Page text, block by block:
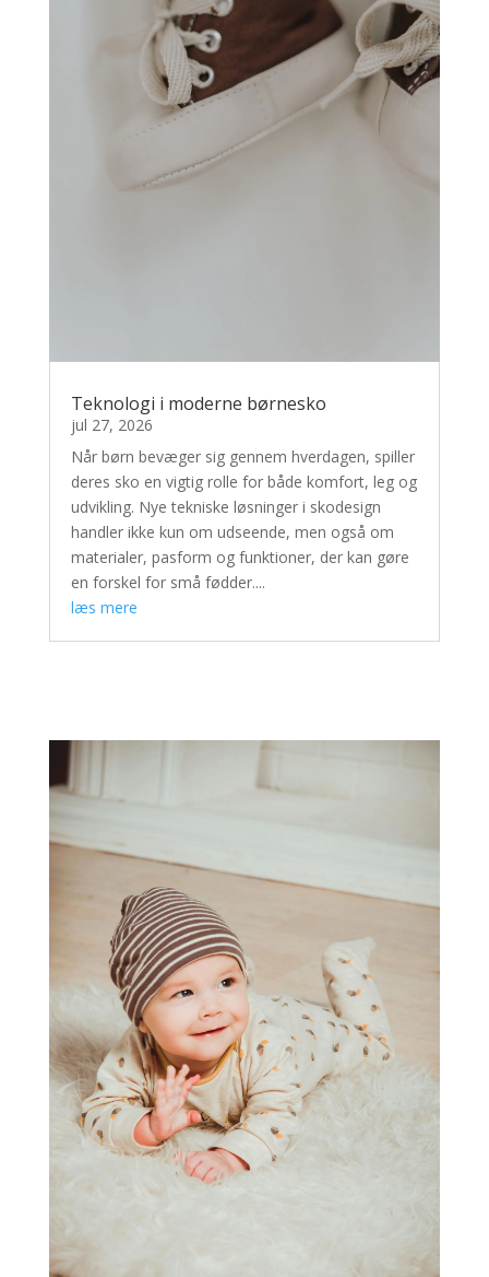
Teknologi i moderne børnesko
jul 27, 2026
Når børn bevæger sig gennem hverdagen, spiller
deres sko en vigtig rolle for både komfort, leg og
udvikling. Nye tekniske løsninger i skodesign
handler ikke kun om udseende, men også om
materialer, pasform og funktioner, der kan gøre
en forskel for små fødder....
læs mere